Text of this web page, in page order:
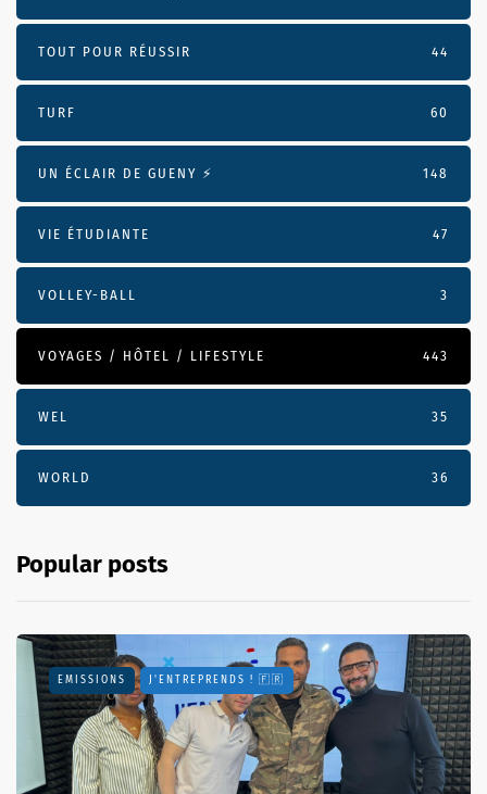
TOUT POUR RÉUSSIR 44
TURF 60
UN ÉCLAIR DE GUENY ⚡️ 148
VIE ÉTUDIANTE 47
VOLLEY-BALL 3
VOYAGES / HÔTEL / LIFESTYLE 443
WEL 35
WORLD 36
Popular posts
EMISSIONS J'ENTREPRENDS ! 🇫🇷